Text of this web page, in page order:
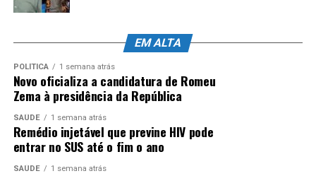
atentos aos alertas sonoros. O acionamento das
pessoas devem se deslocar para os pontos de
Previsão do tempo
Na quarta (17) e na quinta-feira (18), o tempo no Rio
ainda será influenciado pela entrada de ventos úmidos
do oceano. A nebulosidade estará variada, e a previsão é
de chuva fraca e isolada, a qualquer momento, desde
EM ALTA
POLÍTICA 1 semana atrás
Novo oficializa a candidatura de Romeu
Zema à presidência da República
SAÚDE 1 semana atrás
Remédio injetável que previne HIV pode
entrar no SUS até o fim o ano
SAÚDE 1 semana atrás